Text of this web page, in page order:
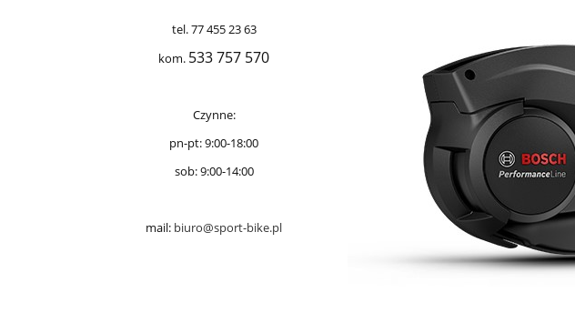
tel. 77 455 23 63
kom. 533 757 570
Czynne:
pn-pt: 9:00-18:00
sob: 9:00-14:00
mail: biuro@sport-bike.pl